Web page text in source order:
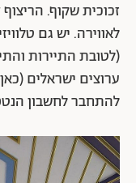
זכוכית שקוף.
לאווירה. יש גם
(לטובת התיירות
להתחבר לחשבון